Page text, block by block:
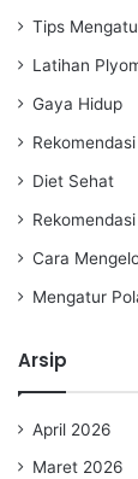
Tips
Latihan
Gaya Hidup
Diet Sehat
Rekomendasi
Cara
Mengatur
Arsip
April 2026
Maret 2026